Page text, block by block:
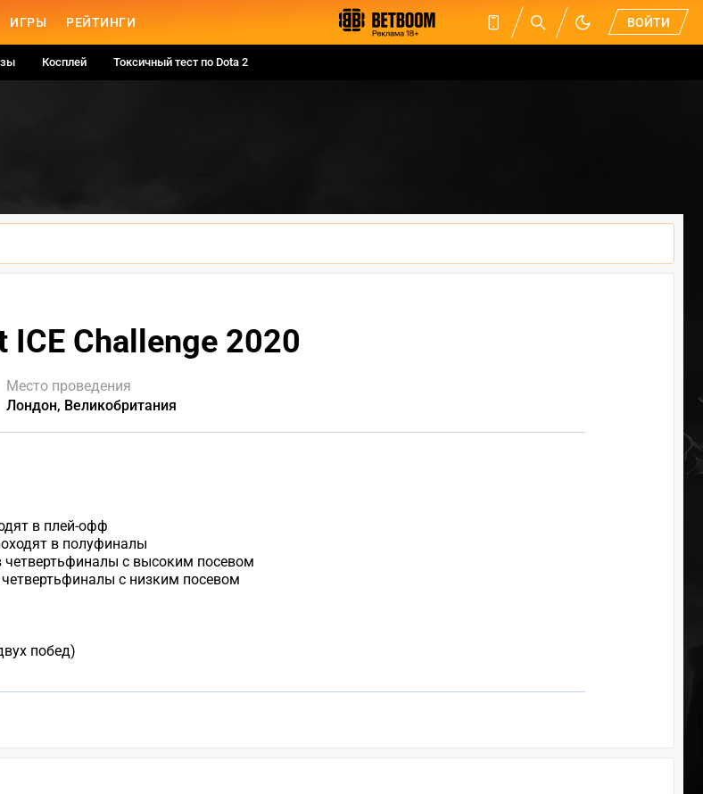
ИГРЫ РЕЙТИНГИ ВОЙТИ
Косплей Токсичный тест по Dota 2
ICE Challenge 2020
Место проведения
Лондон, Великобритания
в плей-офф
в полуфиналы
с высоким посевом
с низким посевом
побед)